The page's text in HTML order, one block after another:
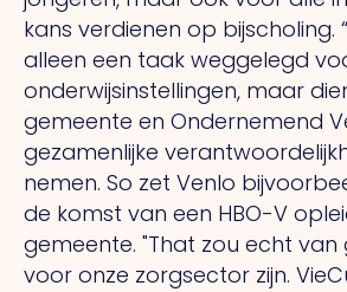
kans verdienen op bijscholing.
alleen een taak weggelegd
onderwijsinstellingen, maar
gemeente en Ondernemend
gezamenlijke
nemen. So zet Venlo
de komst van een HBO-V
gemeente. "That zou echt
voor onze zorgsector zijn.